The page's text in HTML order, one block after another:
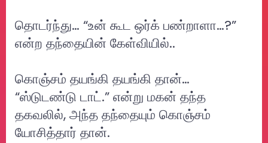
தொடர்ந்து… “உன் கூட ஒர்க் பண்றாளா…?”
என்ற தந்தையின் கேள்வியில்..
கொஞ்சம் தயங்கி தயங்கி தான்…
“ஸ்டுடண்டு டாட்.” என்று மகன் தந்த
தகவலில், அந்த தந்தையும் கொஞ்சம்
யோசித்தார் தான்.